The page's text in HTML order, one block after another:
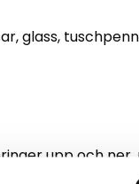
glass,
upp och